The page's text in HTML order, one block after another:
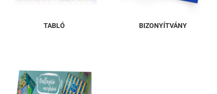
TABLÓ BIZONYÍTVÁNY